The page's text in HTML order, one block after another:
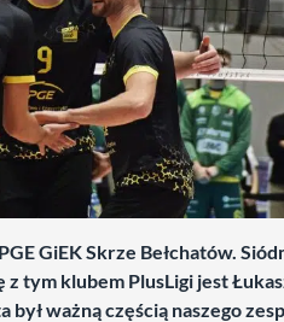
GiEK Skrze Bełchatów.
tym klubem PlusLigi jest
ważną częścią naszego